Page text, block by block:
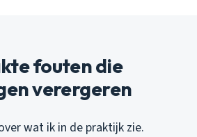
fouten die
verergeren
wat ik in de praktijk zie.